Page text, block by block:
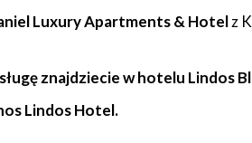
Luxury Apartments & Hotelz
znajdziecie w hotelu Lindos
Lindos Hotel.